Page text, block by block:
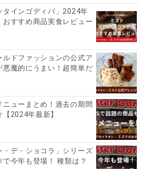
タインゴディバ」2024年
おすすめ商品実食レビュー
ルドファッションの公式ア
悪魔的にうまい！超簡単だ
ニューまとめ！過去の期間
2024年最新】
・デ・ショコラ」シリーズ
で今年も登場！ 種類は？